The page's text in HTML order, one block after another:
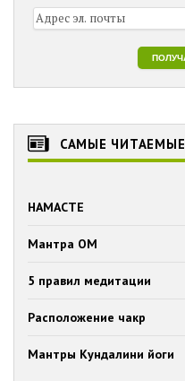
САМЫЕ ЧИТАЕМЫЕ
НАМАСТЕ
Мантра ОМ
5 правил медитации
Расположение чакр
Мантры Кундалини йоги